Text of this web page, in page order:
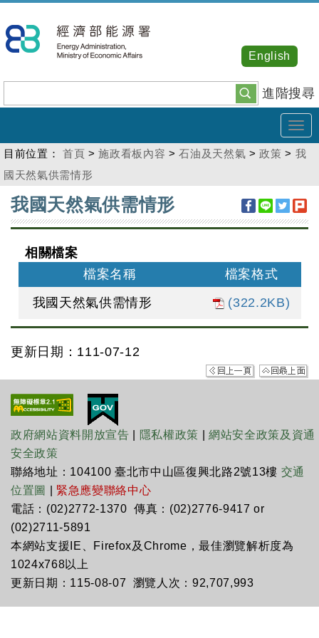
到
主
內
容
進階搜尋
English
目前位置： 首頁 >施政看板內容 >石油及天然氣 >政策 > 我
國天然氣供需情形
:::
我國天然氣供需情形
相關檔案
檔案名稱
檔案格式
我國天然氣供需情形
(322.2KB)
更新日期：111-07-12
政府網站資料開放宣告 隱私權政策 |網站安全政策及資通
安全政策
聯絡地址：104100 臺北市中山區復興北路2號13樓 交通
位置圖
緊急應變聯絡中心
電話：(02)2772-1370 傳真：(02)2776-9417 or
(02)2711-5891
本網站支援IE、Firefox及Chrome，最佳瀏覽解析度為
1024x768以上
更新日期：115-08-07 瀏覽人次：92,707,993